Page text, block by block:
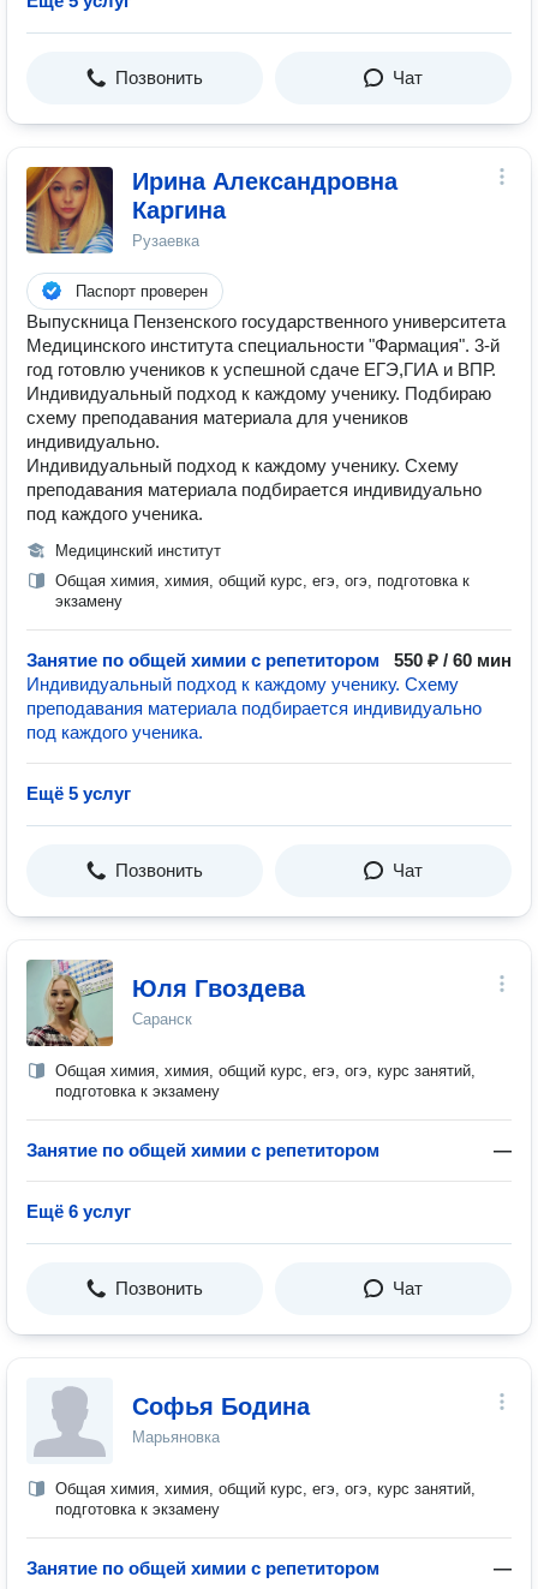
Позвонить Чат
Ирина Александровна
Каргина
Рузаевка
Паспорт проверен
Выпускница Пензенского государственного университета
Медицинского института специальности "Фармация". 3-й
год готовлю учеников к успешной сдаче ЕГЭ,ГИА и ВПР.
Индивидуальный подход к каждому ученику. Подбираю
схему преподавания материала для учеников
индивидуально.
Индивидуальный подход к каждому ученику. Схему
преподавания материала подбирается индивидуально
под каждого ученика.
Медицинский институт
Общая химия, химия, общий курс, егэ, огэ, подготовка к
экзамену
Занятие по общей химии с репетитором
550 ₽ / 60 мин
Индивидуальный подход к каждому ученику. Схему
преподавания материала подбирается индивидуально
под каждого ученика.
Ещё 5 услуг
Позвонить Чат
Юля Гвоздева
Саранск
Общая химия, химия, общий курс, егэ, огэ, курс занятий,
подготовка к экзамену
Занятие по общей химии с репетитором —
Ещё 6 услуг
Позвонить Чат
Софья Бодина
Марьяновка
Общая химия, химия, общий курс, егэ, огэ, курс занятий,
подготовка к экзамену
Занятие по общей химии с репетитором —